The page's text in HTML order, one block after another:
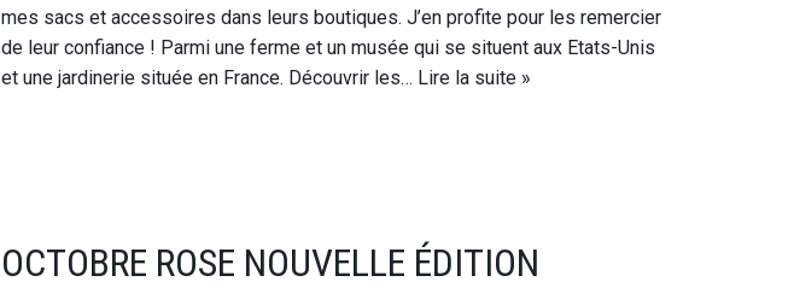
mes sacs et accessoires dans leurs boutiques. J’en profite pour les remercier
de leur confiance ! Parmi une ferme et un musée qui se situent aux Etats-Unis
et une jardinerie située en France. Découvrir les… Lire la suite »
OCTOBRE ROSE NOUVELLE ÉDITION